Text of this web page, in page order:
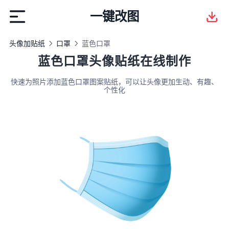
一键改图
头像加贴纸 口罩 蓝色口罩
蓝色口罩头像贴纸在线制作
快速为照片添加蓝色口罩图案贴纸，可以让头像更加生动、有趣、
个性化